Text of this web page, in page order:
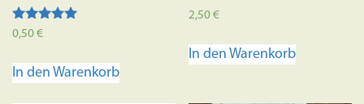
Bewertet mit
5.00
0,50€
In den Warenkorb
2,50€
In den Warenkorb